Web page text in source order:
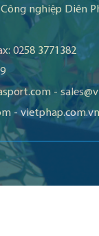
Công nghiệp Diên
0258 3771382
-
-vietphap.com.vn